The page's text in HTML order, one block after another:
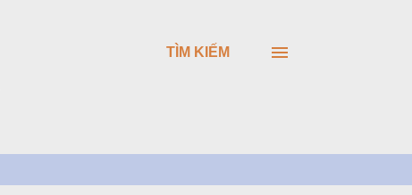
TÌM KIẾM